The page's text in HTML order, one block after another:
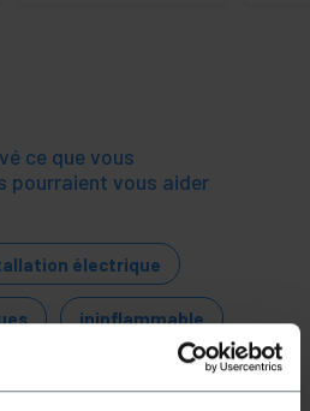
ce que vous
pourraient vous aider
électrique
ininflammable